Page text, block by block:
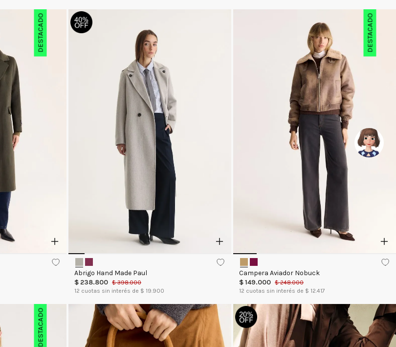
DESTACADO
Abrigo Hand Made Paul
$ 238.800 $ 398.000
12 cuotas sin interés de $ 19.900
DESTACADO
Campera Aviador Nobuck
$149.000 $ 248.000
12 cuotas sin interés de $ 12.417
DESTACADO